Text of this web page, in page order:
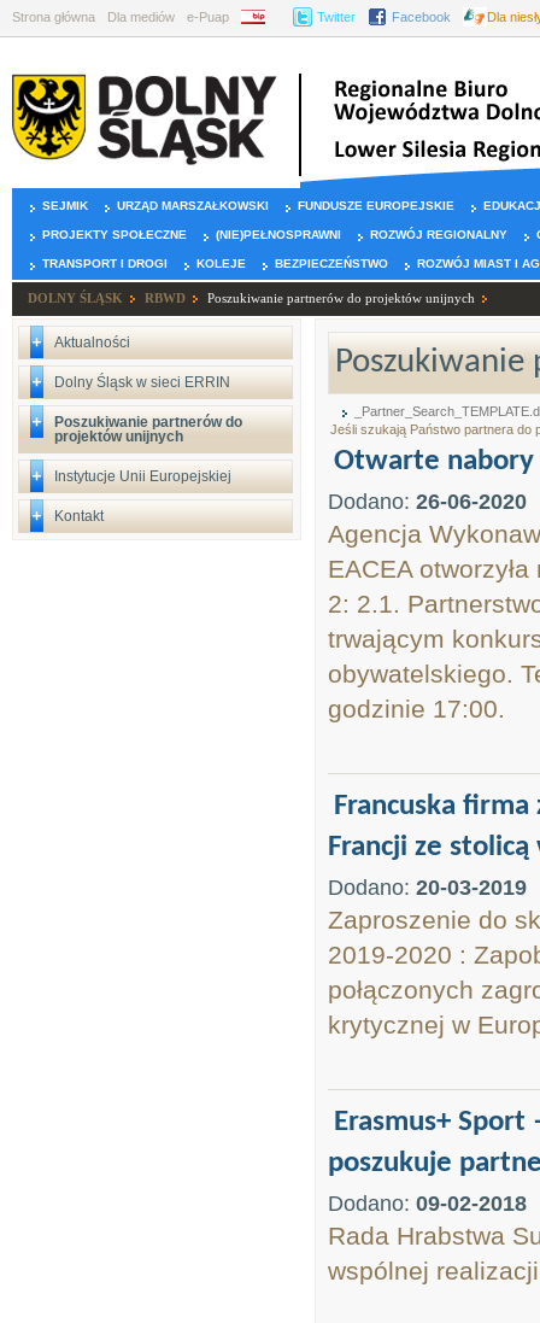
Strona główna Dla mediów e-Puap BIP Twitter Facebook Dla
SEJMIK URZĄD MARSZAŁKOWSKI FUNDUSZE EUROPEJSKIE
PROJEKTY SPOŁECZNE (NIE)PEŁNOSPRAWNI ROZWÓJ REGIONALNY
TRANSPORT I DROGI KOLEJE BEZPIECZEŃSTWO ROZWÓJ MIAST I
DOLNY ŚLĄSK RBWD Poszukiwanie partnerów do projektów unijnych
Aktualności
Dolny Śląsk w sieci ERRIN
Poszukiwanie partnerów do
projektów unijnych
Instytucje Unii Europejskiej
Kontakt
Jeśli szukają Państwo partnera do
Otwarte nabory
Dodano: 26-06-2020
Agencja
EACEA
2: 2.1.
trwającym
obywatelskiego.
godzinie 17:00.
Francuska
Francji ze
Dodano: 20-03-2019
Zaproszenie do
2019-2020 :
połączonych
krytycznej w
Erasmus+
poszukuje
Dodano: 09-02-2018
Rada Hrabstwa
wspólnej